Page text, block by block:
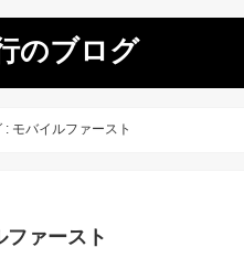
のブログ
: モバイルファースト
ファースト